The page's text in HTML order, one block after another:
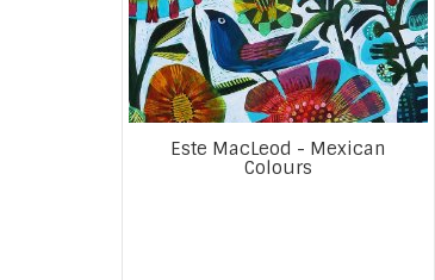
Este MacLeod - Mexican
Colours